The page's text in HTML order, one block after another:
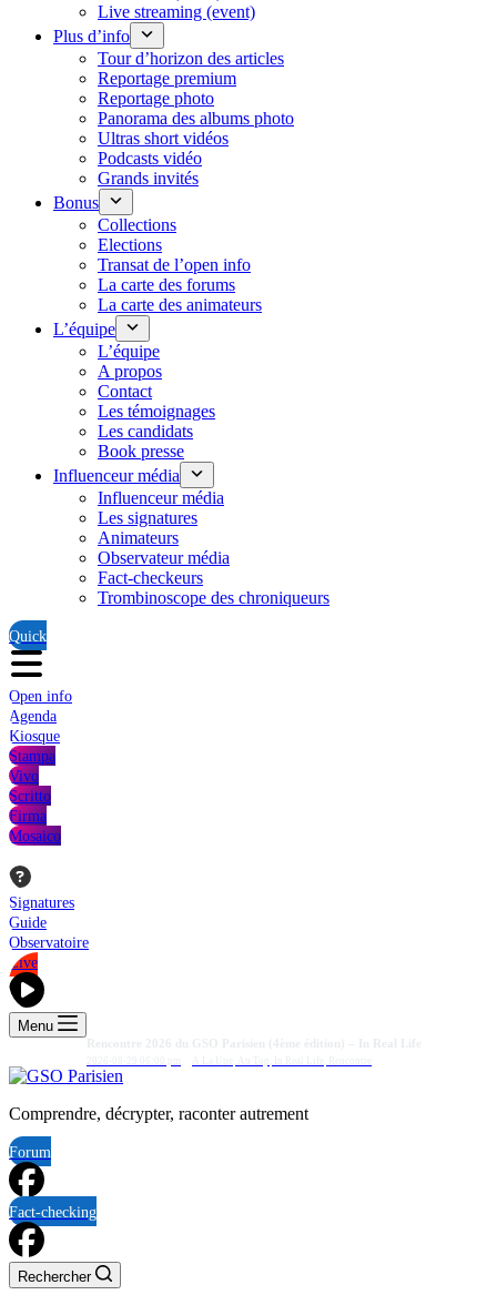
Live streaming (event)
Plus d’info
Tour d’horizon des articles
Reportage premium
Reportage photo
Panorama des albums photo
Ultras short vidéos
Podcasts vidéo
Grands invités
Bonus
Collections
Elections
Transat de l’open info
La carte des forums
La carte des animateurs
L’équipe
L’équipe
A propos
Contact
Les témoignages
Les candidats
Book presse
Influenceur média
Influenceur média
Les signatures
Animateurs
Observateur média
Fact-checkeurs
Trombinoscope des chroniqueurs
Quick
Open info
Agenda
Kiosque
Stampa
Vivo
Scritto
Firma
Mosaico
Signatures
Guide
Observatoire
Live
Menu
Comprendre, décrypter, raconter autrement
Forum
Fact-checking
Rechercher